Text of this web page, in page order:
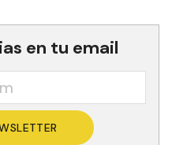
en tu email